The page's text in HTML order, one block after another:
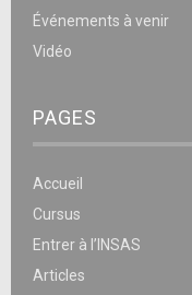
Événements à venir
Vidéo
PAGES
Accueil
Cursus
Entrer à l’INSAS
Articles